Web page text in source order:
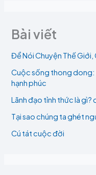
Bài viết
Để Nói Chuyện Thế Giới,
Cuộc sống thong dong:
hạnh phúc
Lãnh đạo tỉnh thức là gì?
Tại sao chúng ta ghét
Cú tát cuộc đời